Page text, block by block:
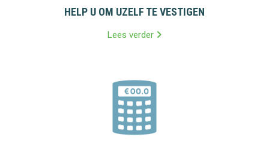
HELP U OM UZELF TE VESTIGEN
Lees verder